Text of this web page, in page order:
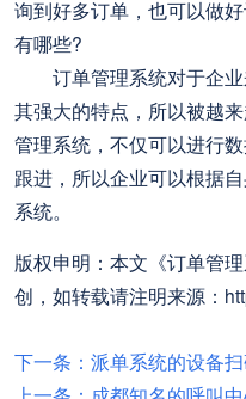
询到好多订单，也可以做
有哪些?
订单管理系统对于企业
其强大的特点，所以被越
管理系统，不仅可以进行
跟进，所以企业可以根据
系统。
版权申明：本文《订单管
创，如转载请注明来源：
下一条：派单系统的设备